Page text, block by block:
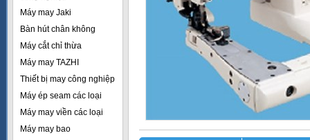
Máy may Jaki
Bàn hút chân không
Máy cắt chỉ thừa
Máy may TAZHI
Thiết bị may công nghiệp
Máy ép seam các loại
Máy may viền các loại
Máy may bao